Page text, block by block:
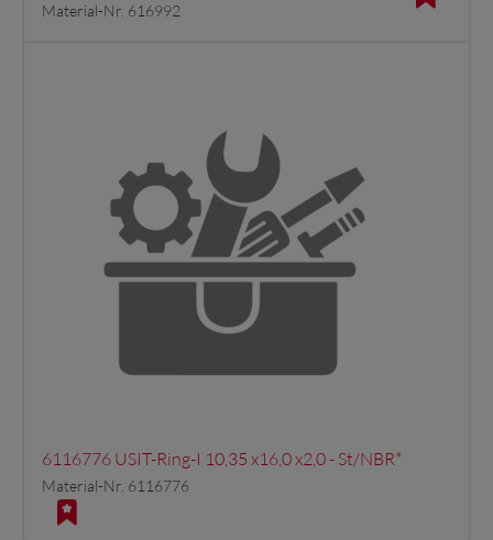
Material-Nr. 616992
6116776 USIT-Ring-I 10,35 x16,0 x2,0 - St/NBR*
Material-Nr. 6116776